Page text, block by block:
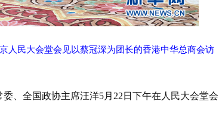
人民大会堂会见以蔡冠深为团长的香港中华总商会访
、全国政协主席汪洋5月22日下午在人民大会堂会